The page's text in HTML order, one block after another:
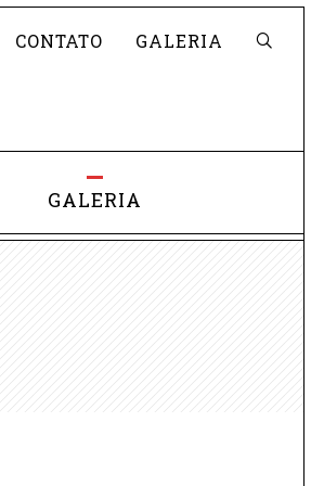
Pesquisar
CONTATO GALERIA
GALERIA